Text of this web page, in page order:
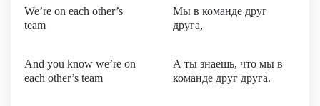
We’re on each other’s
team
Мы в команде друг
друга,
And you know we’re on
each other’s team
А ты знаешь, что мы в
команде друг друга.